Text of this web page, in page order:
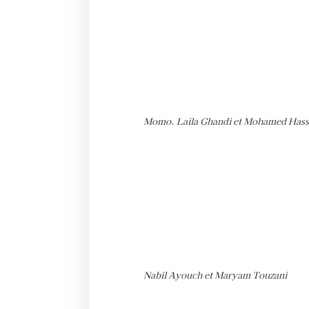
Momo. Laila Ghandi et Mohamed
Nabil Ayouch et Maryam Touzani